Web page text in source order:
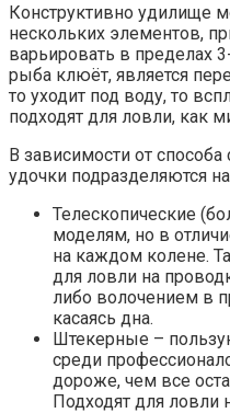
Конструктивно удилище
нескольких элементов,
варьировать в пределах
рыба клюёт, является
то уходит под воду, то
подходят для ловли, как
В зависимости от
удочки подразделяются
Телескопические
моделям, но в
на каждом колене.
для ловли на
либо волочением в
касаясь дна.
Штекерные –
среди
дороже, чем все
Подходят для ловли